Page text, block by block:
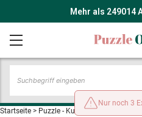
Mehr als 249014
Startseite > Puzzle - Kunst >Freitags in der
Nur noch 3